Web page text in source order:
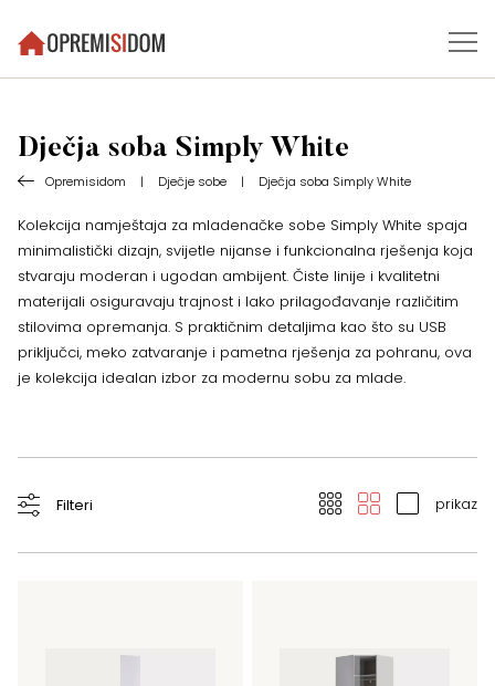
Dječja soba Simply White
Opremisidom | Dječje sobe | Dječja soba Simply White
Kolekcija namještaja za mladenačke sobe Simply White spaja
minimalistički dizajn, svijetle nijanse i funkcionalna rješenja koja
stvaraju moderan i ugodan ambijent. Čiste linije i kvalitetni
materijali osiguravaju trajnost i lako prilagođavanje različitim
stilovima opremanja. S praktičnim detaljima kao što su USB
priključci, meko zatvaranje i pametna rješenja za pohranu, ova
je kolekcija idealan izbor za modernu sobu za mlade.
Filteri prikaz